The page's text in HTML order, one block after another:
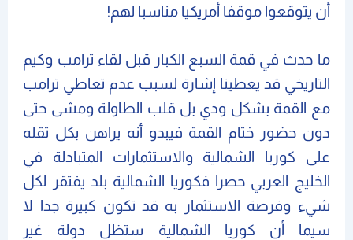
أن يتوقعوا موقفا أمريكيا مناسبا لهم!
ما حدث في قمة السبع الكبار قبل لقاء ترامب وكيم
التاريخي قد يعطينا إشارة لسبب عدم تعاطي ترامب
مع القمة بشكل ودي بل قلب الطاولة ومشى حتى
دون حضور ختام القمة فيبدو أنه يراهن بكل ثقله
على كوريا الشمالية والاستثمارات المتبادلة في
الخليج العربي حصرا فكوريا الشمالية بلد يفتقر لكل
شيء وفرصة الاستثمار به قد تكون كبيرة جدا لا
سيما أن كوريا الشمالية ستظل دولة غير